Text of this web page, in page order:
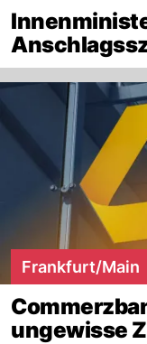
Frankfurt/Main
ungewisse